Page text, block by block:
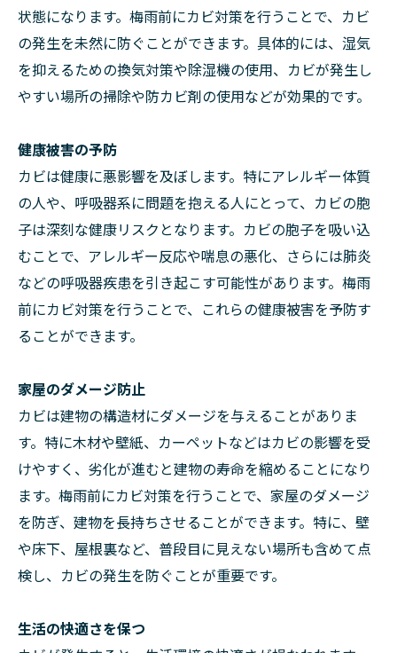
状態になります。梅雨前にカビ対策を行うことで、カビ
の発生を未然に防ぐことができます。具体的には、湿気
を抑えるための換気対策や除湿機の使用、カビが発生し
やすい場所の掃除や防カビ剤の使用などが効果的です。
健康被害の予防
カビは健康に悪影響を及ぼします。特にアレルギー体質
の人や、呼吸器系に問題を抱える人にとって、カビの胞
子は深刻な健康リスクとなります。カビの胞子を吸い込
むことで、アレルギー反応や喘息の悪化、さらには肺炎
などの呼吸器疾患を引き起こす可能性があります。梅雨
前にカビ対策を行うことで、これらの健康被害を予防す
ることができます。
家屋のダメージ防止
カビは建物の構造材にダメージを与えることがありま
す。特に木材や壁紙、カーペットなどはカビの影響を受
けやすく、劣化が進むと建物の寿命を縮めることになり
ます。梅雨前にカビ対策を行うことで、家屋のダメージ
を防ぎ、建物を長持ちさせることができます。特に、壁
や床下、屋根裏など、普段目に見えない場所も含めて点
検し、カビの発生を防ぐことが重要です。
生活の快適さを保つ